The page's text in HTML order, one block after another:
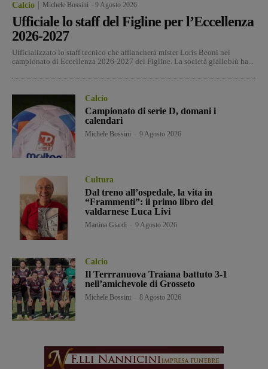
Calcio Michele Bossini 9 Agosto 2026
Ufficiale lo staff del Figline per l’Eccellenza
2026-2027
Ufficializzato lo staff tecnico che affiancherà mister Loris Beoni nel
campionato di Eccellenza 2026-2027 del Figline. La società gialloblù ha...
Calcio
Campionato di serie D, domani i
calendari
Michele Bossini 9 Agosto 2026
Cultura
Dal treno all’ospedale, la vita in
“Frammenti”: il primo libro del
valdarnese Luca Livi
Martina Giardi 9 Agosto 2026
Calcio
Il Terrranuova Traiana battuto 3-1
nell’amichevole di Grosseto
Michele Bossini 8 Agosto 2026